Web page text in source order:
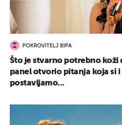
POKROVITELJ BIPA
Što je stvarno potrebno koži
panel otvorio pitanja koja si i
postavljamo...